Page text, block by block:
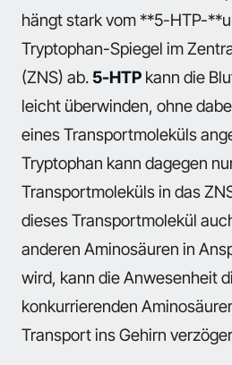
hängt stark vom **5-HTP-
Tryptophan-Spiegel im
(ZNS) ab. 5-HTP kann die
leicht überwinden, ohne
eines Transportmoleküls
Tryptophan kann dagegen
Transportmoleküls in das
dieses Transportmolekül
anderen Aminosäuren in
wird, kann die Anwesenheit
konkurrierenden
Transport ins Gehirn